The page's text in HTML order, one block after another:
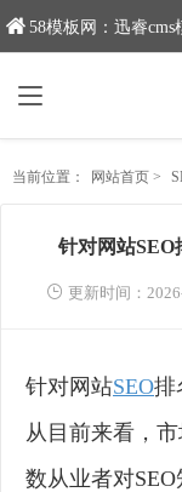
58模板网：迅睿cms模板专业分享平台，新域名：
当前位置： 网站首页 >
针对网站
更新时间：
针对网站SEO排
从目前来看，
数从业者对